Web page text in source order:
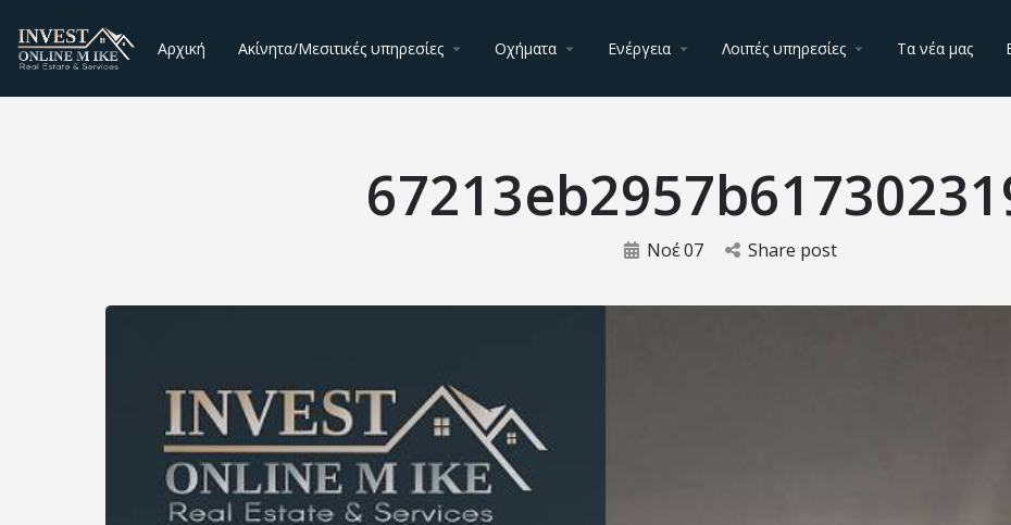
Αρχική Ακίνητα/Μεσιτικές υπηρεσίες Οχήματα Ενέργεια Λοιπές υπηρεσίες Τα νέα μας
Νοέ07 Share post